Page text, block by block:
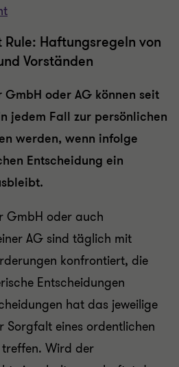
Rule: Haftungsregeln von
Vorständen
oder AG können seit
jedem Fall zur persönlichen
werden, wenn infolge
Entscheidung ein
GmbH oder auch
AG sind täglich mit
konfrontiert, die
Entscheidungen
hat das jeweilige
Sorgfalt eines ordentlichen
Wird der